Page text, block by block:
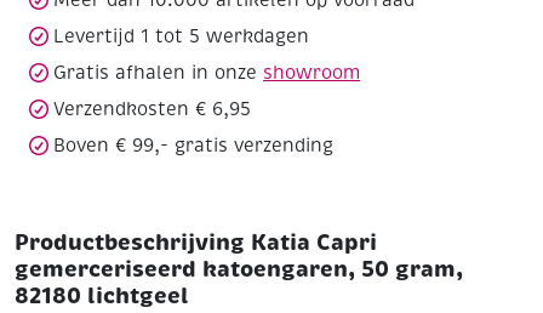
Levertijd 1 tot 5 werkdagen
Gratis afhalen in onze showroom
Verzendkosten € 6,95
Boven € 99,- gratis verzending
Productbeschrijving Katia Capri
gemerceriseerd katoengaren, 50 gram,
82180 lichtgeel